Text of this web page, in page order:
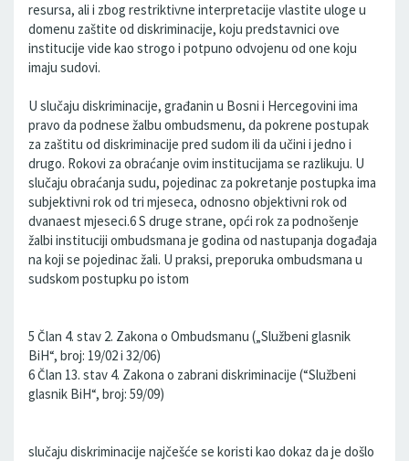
resursa, ali i zbog restriktivne interpretacije vlastite uloge u
domenu zaštite od diskriminacije, koju predstavnici ove
institucije vide kao strogo i potpuno odvojenu od one koju
imaju sudovi.
U slučaju diskriminacije, građanin u Bosni i Hercegovini ima
pravo da podnese žalbu ombudsmenu, da pokrene postupak
za zaštitu od diskriminacije pred sudom ili da učini i jedno i
drugo. Rokovi za obraćanje ovim institucijama se razlikuju. U
slučaju obraćanja sudu, pojedinac za pokretanje postupka ima
subjektivni rok od tri mjeseca, odnosno objektivni rok od
dvanaest mjeseci.6 S druge strane, opći rok za podnošenje
žalbi instituciji ombudsmana je godina od nastupanja događaja
na koji se pojedinac žali. U praksi, preporuka ombudsmana u
sudskom postupku po istom
5 Član 4. stav 2. Zakona o Ombudsmanu („Službeni glasnik
BiH“, broj: 19/02 i 32/06)
6 Član 13. stav 4. Zakona o zabrani diskriminacije (“Službeni
glasnik BiH“, broj: 59/09)
slučaju diskriminacije najčešće se koristi kao dokaz da je došlo